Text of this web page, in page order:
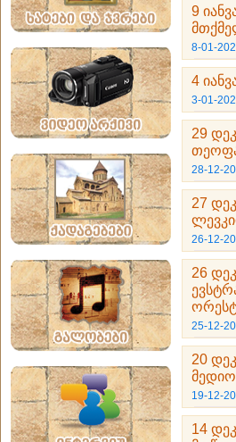
9
8-01-
4
3-01-
29
28-12-
27
26-12-
26
25-12-
20
19-12-
14